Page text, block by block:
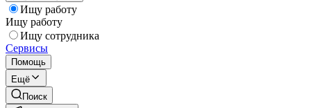
Ищу работу
Ищу работу
Ищу сотрудника
Сервисы
Помощь
Ещё
Поиск